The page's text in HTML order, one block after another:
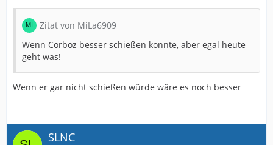
Zitat von MiLa6909
Wenn Corboz besser schießen könnte, aber egal heute
geht was!
Wenn er gar nicht schießen würde wäre es noch besser
SLNC